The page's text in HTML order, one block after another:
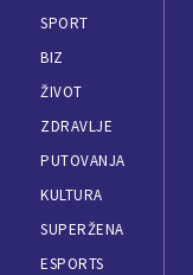
SPORT
BIZ
ŽIVOT
ZDRAVLJE
PUTOVANJA
KULTURA
SUPERŽENA
ESPORTS